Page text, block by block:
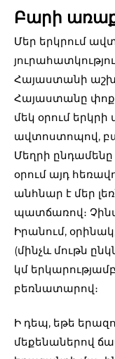
Բարի
Մեր երկրում
Հայաստանի
Հայաստանը
մեկ օրում երկրի
ավտոստոպով,
Մեղրի
օրում այդ
անհնար է մեր
պատճառով։
Իրանում,
(մինչև մութն
կմ
բեռնատարով։
Ի դեպ, եթե
մեքենաներով